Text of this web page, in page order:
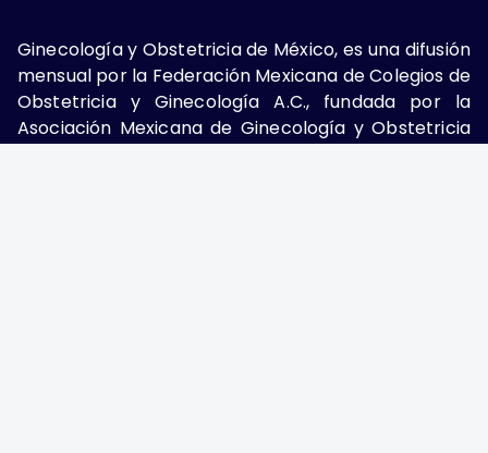
Ginecología y Obstetricia de México, es una difusión
mensual por la Federación Mexicana de Colegios de
Obstetricia y Ginecología A.C., fundada por la
Asociación Mexicana de Ginecología y Obstetricia